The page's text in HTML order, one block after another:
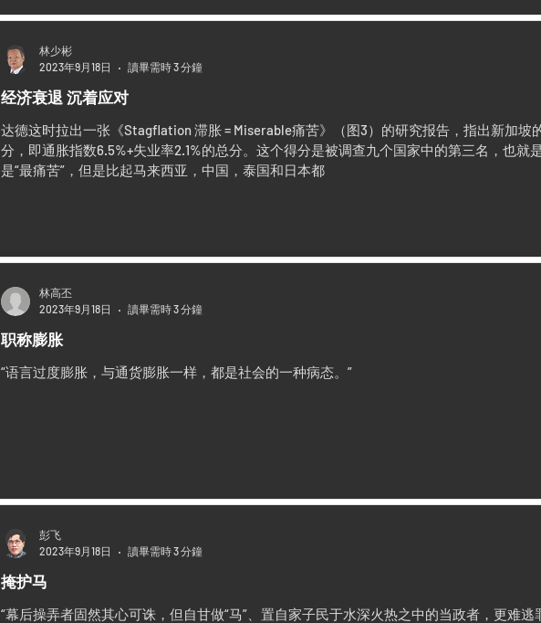
经济衰退 沉着应对
达德这时拉出一张《Stagflation 滞胀 = Miserable痛苦》（图3）的研究报告，指出新加坡
分，即通胀指数6.5%+失业率2.1%的总分。这个得分是被调查九个国家中的第三名，也就
是“最痛苦”，但是比起马来西亚，中国，泰国和日本都
林少彬
2023年9月18日
讀畢需時 3 分鐘
职称膨胀
“语言过度膨胀，与通货膨胀一样，都是社会的一种病态。”
林高丕
2023年9月18日
讀畢需時 3 分鐘
掩护马
“幕后操弄者固然其心可诛，但自甘做“马”、置自家子民于水深火热之中的当政者，更难逃
彭飞
2023年9月18日
讀畢需時 3 分鐘